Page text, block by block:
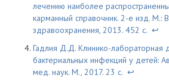
лечению наиболее
карманный справочник. 2-е изд. М.:
здравоохранения, 2013. 452 с. ↩
Гадлия Д.Д. Клинико-лабораторная
бактериальных инфекций у детей:
мед. наук. М., 2017. 23 с. ↩